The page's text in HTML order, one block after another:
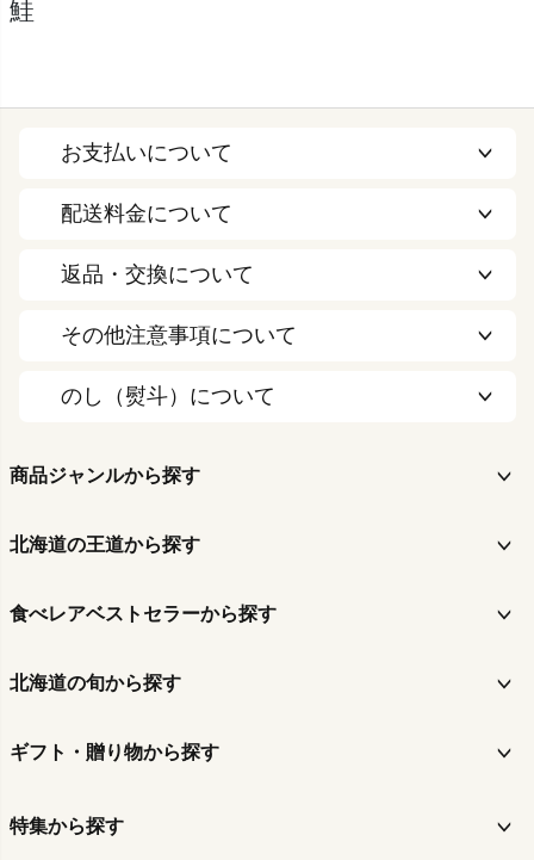
鮭
お支払いについて
配送料金について
返品・交換について
その他注意事項について
のし（熨斗）について
商品ジャンルから探す
北海道の王道から探す
食べレアベストセラーから探す
北海道の旬から探す
ギフト・贈り物から探す
特集から探す